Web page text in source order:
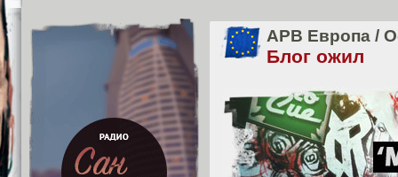
APB Европа /
Блог ожил